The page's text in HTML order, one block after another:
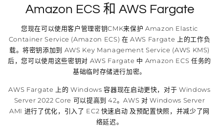
Amazon ECS 和 AWS Fargate
您现在可以使用客户管理密钥CMK来保护 Amazon Elastic
Container Service (Amazon ECS) 在 AWS Fargate 上的工作负
载。将密钥添加到 AWS Key Management Service (AWS KMS)
后，您可以使用这些密钥对 AWS Fargate 中 Amazon ECS 任务的
基础临时存储进行加密。
AWS Fargate 上的 Windows 容器现在启动更快，对于 Windows
Server 2022 Core 可以提高到 42。AWS 对 Windows Server
AMI 进行了优化，引入了 EC2 快速启动 及预配置快照，并减少了网
络延迟。